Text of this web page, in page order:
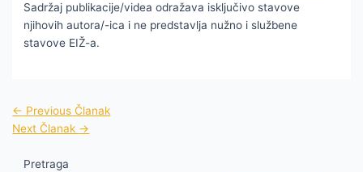
Sadržaj publikacije/videa odražava isključivo stavove
njihovih autora/-ica i ne predstavlja nužno i službene
stavove EIŽ-a.
← Previous Članak
Next Članak →
Pretraga